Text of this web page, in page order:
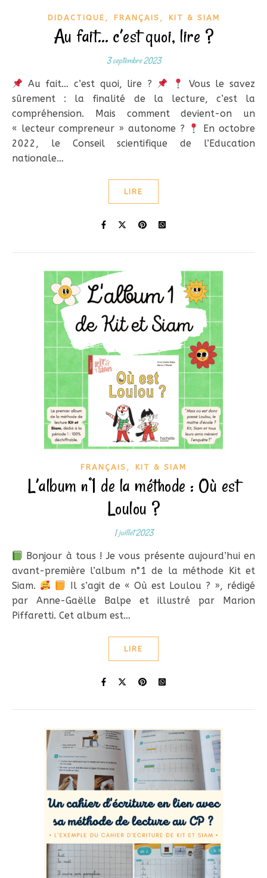
DIDACTIQUE , FRANÇAIS , KIT & SIAM
Au fait… c’est quoi, lire ?
3 septembre 2023
Au fait… c’est quoi, lire ?
Vous le savez
sûrement : la finalité de la lecture, c’est la
compréhension. Mais comment devient-on un
« lecteur compreneur » autonome ?
En octobre
2022, le Conseil scientifique de l’Education
nationale…
LIRE
FRANÇAIS , KIT & SIAM
L’album n°1 de la méthode : Où est
Loulou ?
1 juillet 2023
Bonjour à tous ! Je vous présente aujourd’hui en
avant-première l’album n°1 de la méthode Kit et
Siam.
Il s’agit de « Où est Loulou ? », rédigé
par Anne-Gaëlle Balpe et illustré par Marion
Piffaretti. Cet album est…
LIRE